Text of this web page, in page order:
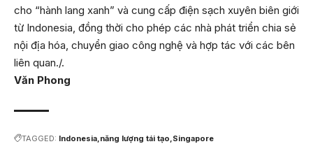
cho “hành lang xanh” và cung cấp điện sạch xuyên biên giới
từ Indonesia, đồng thời cho phép các nhà phát triển chia sẻ
nội địa hóa, chuyển giao công nghệ và hợp tác với các bên
liên quan./.
Văn Phong
TAGGED: Indonesia năng lượng tái tạo Singapore